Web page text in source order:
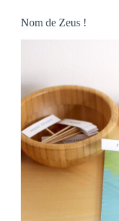
Nom de Zeus !